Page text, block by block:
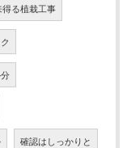
得る植栽工事
確認はしっかりと